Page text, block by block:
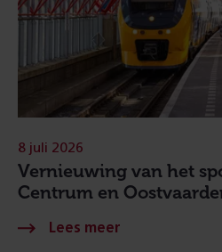
Vernieuwing van het
Centrum en
8 juli 2026